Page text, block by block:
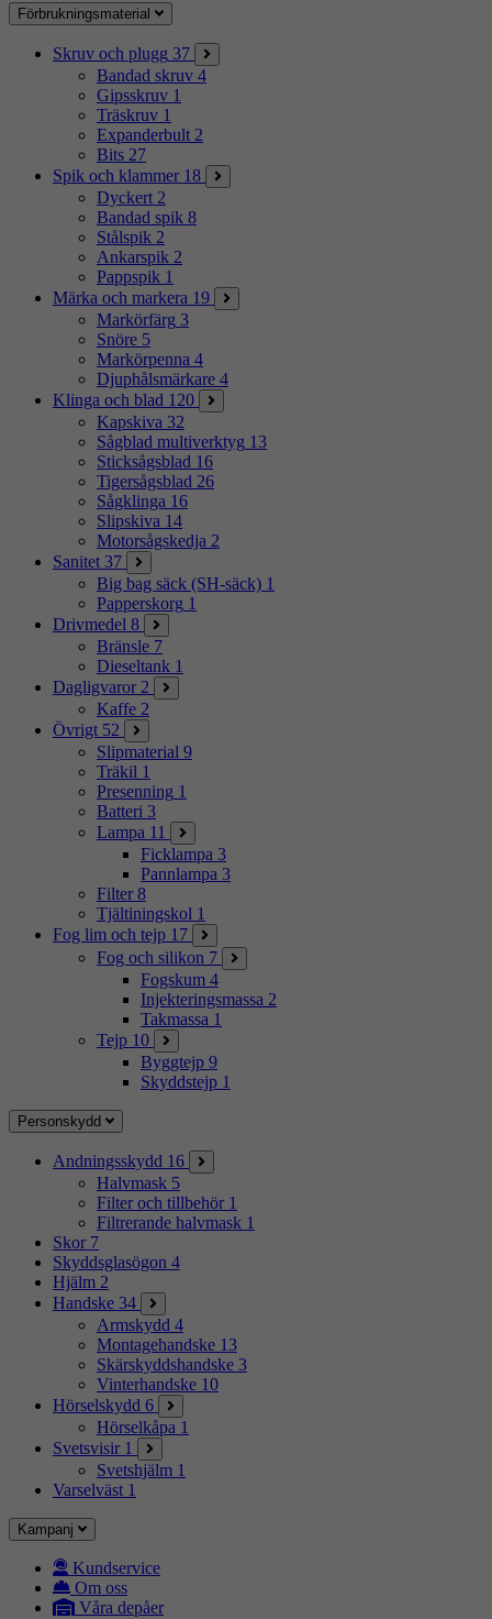
Förbrukningsmaterial
Skruv och plugg 37
Bandad skruv 4
Gipsskruv 1
Träskruv 1
Expanderbult 2
Bits 27
Spik och klammer 18
Dyckert 2
Bandad spik 8
Stålspik 2
Ankarspik 2
Pappspik 1
Märka och markera 19
Markörfärg 3
Snöre 5
Markörpenna 4
Djuphålsmärkare 4
Klinga och blad 120
Kapskiva 32
Sågblad multiverktyg 13
Sticksågsblad 16
Tigersågsblad 26
Sågklinga 16
Slipskiva 14
Motorsågskedja 2
Sanitet 37
Big bag säck (SH-säck) 1
Papperskorg 1
Drivmedel 8
Bränsle 7
Dieseltank 1
Dagligvaror 2
Kaffe 2
Övrigt 52
Slipmaterial 9
Träkil 1
Presenning 1
Batteri 3
Lampa 11
Ficklampa 3
Pannlampa 3
Filter 8
Tjältiningskol 1
Fog lim och tejp 17
Fog och silikon 7
Fogskum 4
Injekteringsmassa 2
Takmassa 1
Tejp 10
Byggtejp 9
Skyddstejp 1
Personskydd
Andningsskydd 16
Halvmask 5
Filter och tillbehör 1
Filtrerande halvmask 1
Skor 7
Skyddsglasögon 4
Hjälm 2
Handske 34
Armskydd 4
Montagehandske 13
Skärskyddshandske 3
Vinterhandske 10
Hörselskydd 6
Hörselkåpa 1
Svetsvisir 1
Svetshjälm 1
Varselväst 1
Kampanj
Kundservice
Om oss
Våra depåer